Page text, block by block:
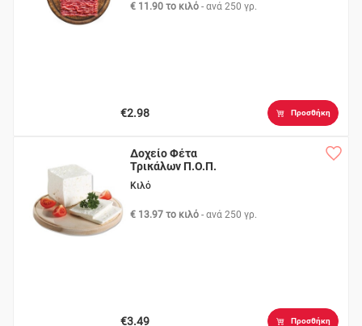
€ 11.90 το κιλό - ανά250 γρ.
€2.98 Προσθήκη
Δοχείο Φέτα
Τρικάλων Π.Ο.Π.
Κιλό
€ 13.97 το κιλό - ανά250 γρ.
€3.49 Προσθήκη